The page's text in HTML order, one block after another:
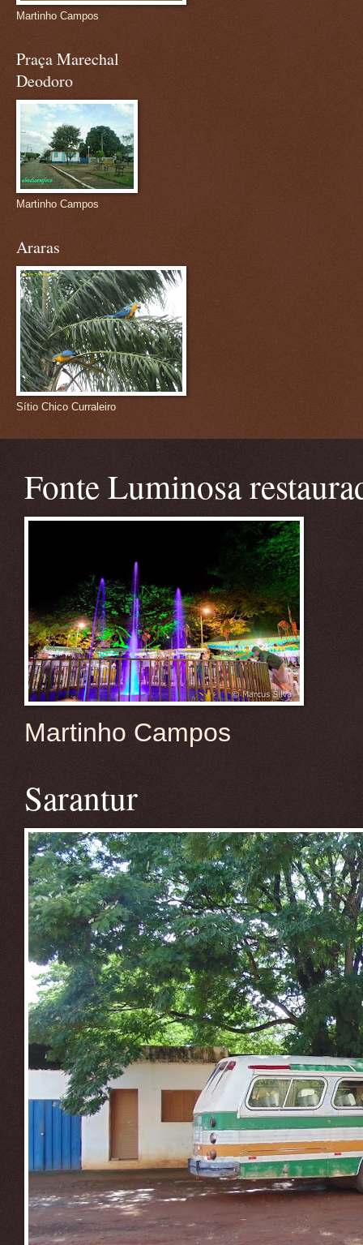
Martinho Campos
Praça Marechal
Deodoro
Martinho Campos
Araras
Sítio Chico Curraleiro
Fonte Luminosa
Martinho Campos
Sarantur